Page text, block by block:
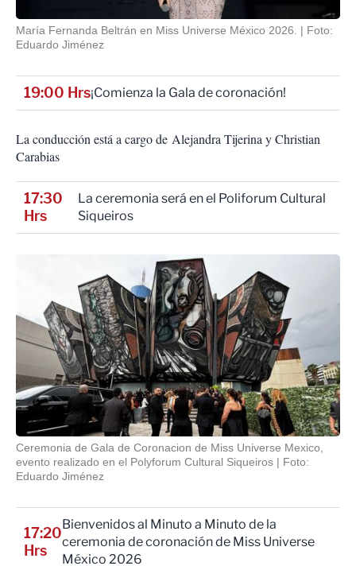
María Fernanda Beltrán en Miss Universe México 2026.
Foto:
Eduardo Jiménez
19:00 Hrs¡Comienza la Gala de coronación!
La conducción está a cargo de Alejandra Tijerina y Christian
Carabias
17:30
Hrs
La ceremonia será en el Poliforum Cultural
Siqueiros
Ceremonia de Gala de Coronacion de Miss Universe Mexico,
evento realizado en el Polyforum Cultural Siqueiros
Foto:
Eduardo Jiménez
17:20
Hrs
Bienvenidos al Minuto a Minuto de la
ceremonia de coronación de Miss Universe
México 2026